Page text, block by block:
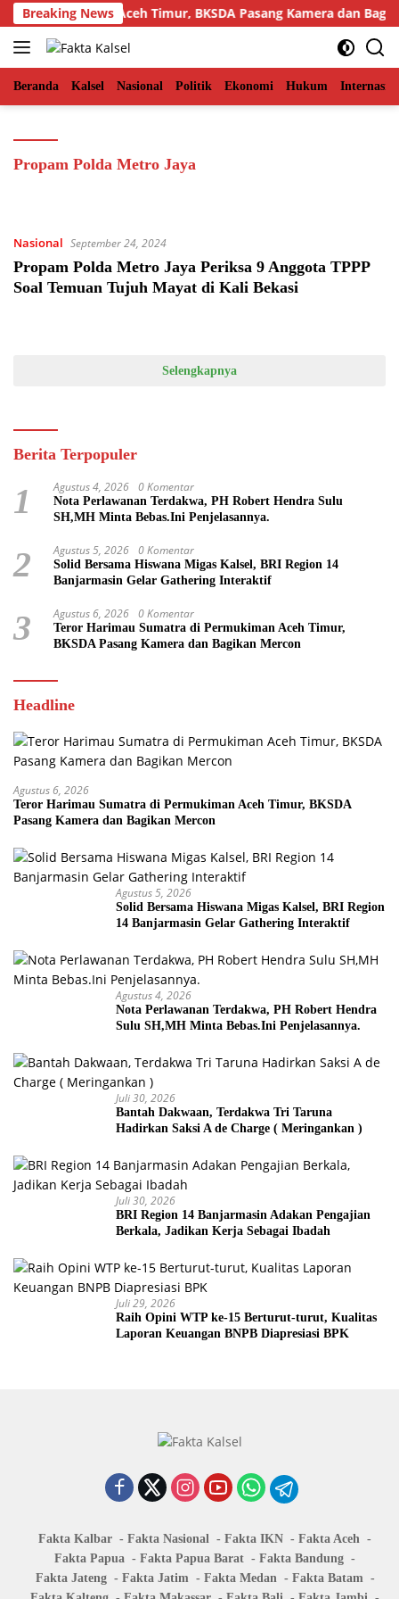
Langsung
ke
konten
Breaking News
Permukiman Aceh Timur, BKSDA Pasang Kamera dan
Beranda Kalsel Nasional Politik Ekonomi Hukum
Propam Polda Metro Jaya
Nasional September 24, 2024
Propam Polda Metro Jaya Periksa 9 Anggota TPPP
Soal Temuan Tujuh Mayat di Kali Bekasi
Selengkapnya
Berita Terpopuler
1 Agustus 4, 2026 0 Komentar
Nota Perlawanan Terdakwa, PH Robert Hendra Sulu
SH,MH Minta Bebas.Ini Penjelasannya.
2 Agustus 5, 2026 0 Komentar
Solid Bersama Hiswana Migas Kalsel, BRI Region 14
Banjarmasin Gelar Gathering Interaktif
3 Agustus 6, 2026 0 Komentar
Teror Harimau Sumatra di Permukiman Aceh Timur,
BKSDA Pasang Kamera dan Bagikan Mercon
Headline
Agustus 6, 2026
Teror Harimau Sumatra di Permukiman Aceh Timur, BKSDA
Pasang Kamera dan Bagikan Mercon
Agustus 5, 2026
Solid Bersama Hiswana Migas Kalsel, BRI Region
14 Banjarmasin Gelar Gathering Interaktif
Agustus 4, 2026
Nota Perlawanan Terdakwa, PH Robert Hendra
Sulu SH,MH Minta Bebas.Ini Penjelasannya.
Juli 30, 2026
Bantah Dakwaan, Terdakwa Tri Taruna
Hadirkan Saksi A de Charge ( Meringankan )
Juli 30, 2026
BRI Region 14 Banjarmasin Adakan Pengajian
Berkala, Jadikan Kerja Sebagai Ibadah
Juli 29, 2026
Raih Opini WTP ke-15 Berturut-turut, Kualitas
Laporan Keuangan BNPB Diapresiasi BPK
Fakta Kalbar Fakta Nasional Fakta IKN
Fakta Aceh
Fakta Papua
Fakta Papua Barat
Fakta Bandung
Fakta Jateng
Fakta Jatim Fakta Medan
Fakta Batam